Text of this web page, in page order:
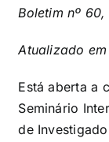
Boletim nº
Atualizado
Está aberta a
Seminário
de